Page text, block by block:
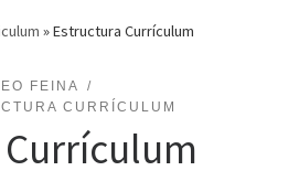
»Estructura Currículum
FEINA
CURRÍCULUM